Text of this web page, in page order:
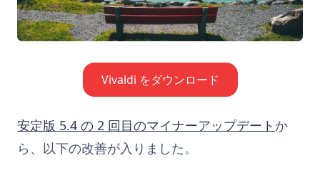
Vivaldi をダウンロード
安定版 5.4 の 2 回目のマイナーアップデート か
ら、以下の改善が入りました。